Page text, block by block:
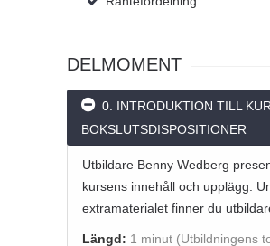
DELMOMENT
0. INTRODUKTION TILL
BOKSLUTSDISPOSITIONER
Utbildare Benny Wedberg
kursens innehåll och upplägg.
extramaterialet finner du
Längd: 1 minut (Utbildningens